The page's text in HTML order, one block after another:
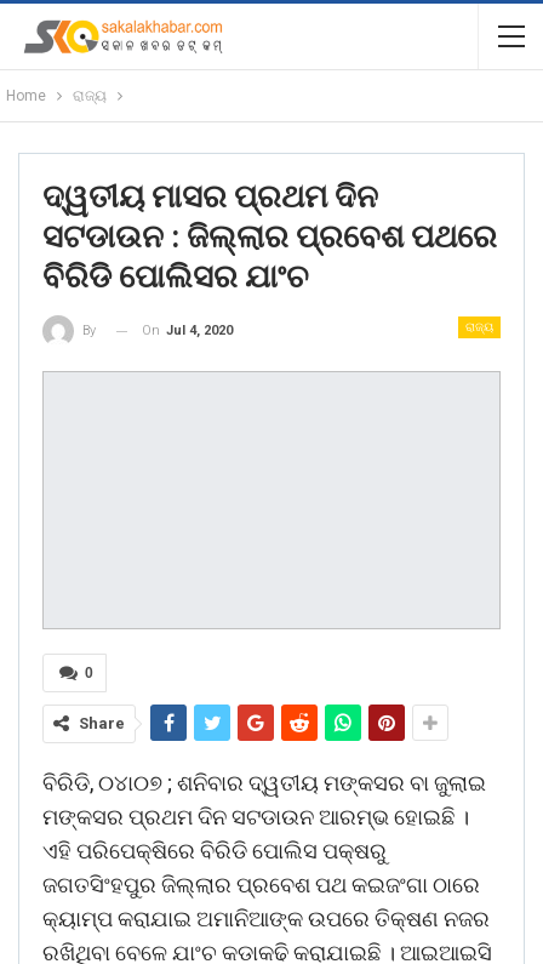
Home ରାଜ୍ୟ
ଦ୍ୱତୀୟ ମାସର ପ୍ରଥମ ଦିନ
ସଟଡାଉନ : ଜିଲ୍ଲାର ପ୍ରବେଶ ପଥରେ
ବିରିଡି ପୋଲିସର ଯାଂଚ
ରାଜ୍ୟ
By On Jul 4, 2020
0
Share
ବିରିଡି, ୦୪ା୦୭ ; ଶନିବାର ଦ୍ୱତୀୟ ମଙ୍କସର ବା ଜୁଲାଇ
ମଙ୍କସର ପ୍ରଥମ ଦିନ ସଟଡାଉନ ଆରମ୍ଭ ହୋଇଛି ।
ଏହି ପରିପେକ୍ଷିରେ ବିରିଡି ପୋଲିସ ପକ୍ଷରୁ
ଜଗତସିଂହପୁର ଜିଲ୍ଲାର ପ୍ରବେଶ ପଥ କଇଜଂଗା ଠାରେ
କ୍ୟାମ୍ପ କରାଯାଇ ଅମାନିଆଙ୍କ ଉପରେ ତିକ୍ଷଣ ନଜର
ରଖିଥିବା ବେଳେ ଯାଂଚ କଡାକଢି କରାଯାଇଛି । ଆଇଆଇସି